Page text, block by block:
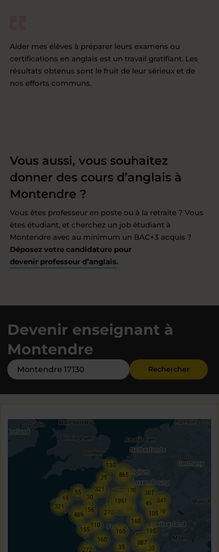
Aider mes élèves à préparer leurs examens ou
certifications en anglais est un travail gratifiant. Les
résultats obtenus sont le fruit de leur sérieux et de
nos efforts communs.
Vous aussi, vous souhaitez
donner des cours d’anglais à
Montendre ?
Vous êtes professeur en poste ou à la retraite ? Vous
êtes étudiant, et cherchez un job étudiant à
Montendre avec au minimum un BAC+3 acquis ?
Déposez votre candidature pour
devenir professeur d’anglais.
Devenir enseignant à
Montendre
Rechercher